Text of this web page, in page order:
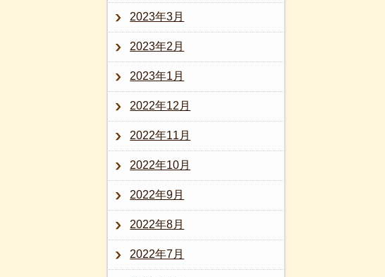
2023年3月
2023年2月
2023年1月
2022年12月
2022年11月
2022年10月
2022年9月
2022年8月
2022年7月